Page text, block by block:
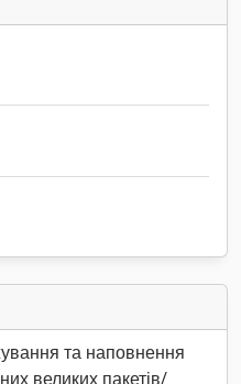
та наповнення
великих пакетів/